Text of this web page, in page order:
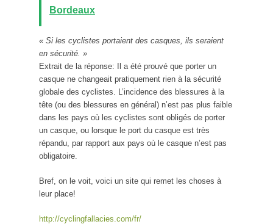
Bordeaux
« Si les cyclistes portaient des casques, ils seraient
en sécurité. »
Extrait de la réponse: Il a été prouvé que porter un
casque ne changeait pratiquement rien à la sécurité
globale des cyclistes. L’incidence des blessures à la
tête (ou des blessures en général) n’est pas plus faible
dans les pays où les cyclistes sont obligés de porter
un casque, ou lorsque le port du casque est très
répandu, par rapport aux pays où le casque n’est pas
obligatoire.
Bref, on le voit, voici un site qui remet les choses à
leur place!
http://cyclingfallacies.com/fr/